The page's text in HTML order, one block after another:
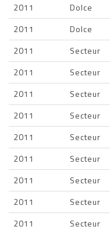
2011
Dolce
2011
Dolce
2011
Secteur
2011
Secteur
2011
Secteur
2011
Secteur
2011
Secteur
2011
Secteur
2011
Secteur
2011
Secteur
2011
Secteur